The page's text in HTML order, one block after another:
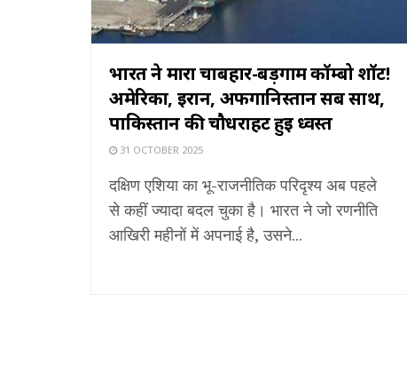
भारत ने मारा चाबहार-बड़गाम कॉम्बो शॉट!
अमेरिका, ईरान, अफगानिस्तान सब साथ,
पाकिस्तान की चौधराहट हुई ध्वस्त
31 OCTOBER 2025
दक्षिण एशिया का भू-राजनीतिक परिदृश्य अब पहले
से कहीं ज्यादा बदल चुका है। भारत ने जो रणनीति
आखिरी महीनों में अपनाई है, उसने...